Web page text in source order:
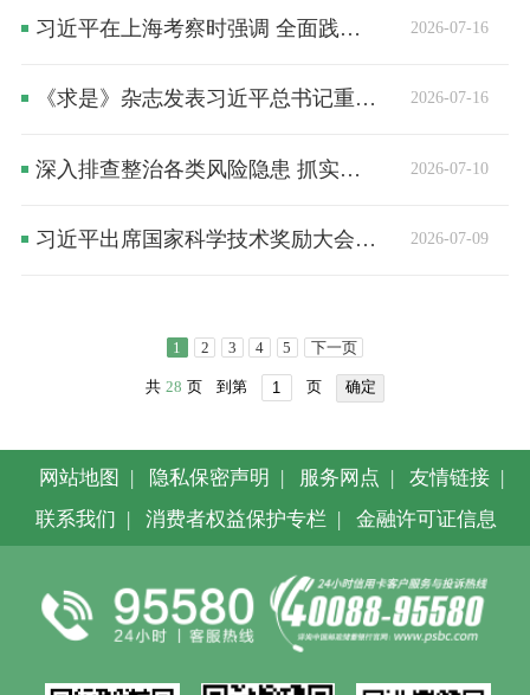
2026-07-16
习近平在上海考察时强调 全面践行人民城市理念 高质量推进城市更新
2026-07-16
《求是》杂志发表习近平总书记重要文章《在庆祝中国共产党成立105周年大会上的讲话》
2026-07-10
深入排查整治各类风险隐患 抓实抓细安全生产措施落实坚决防止重特大事故发生
2026-07-09
习近平出席国家科学技术奖励大会两院院士大会中国科协第十一次全国代表大会并发表重要讲话
1 2 3 4 5 下一页
共 28 页 到第 页 确定
网站地图 | 隐私保密声明 | 服务网点 | 友情链接 |
联系我们 | 消费者权益保护专栏 | 金融许可证信息